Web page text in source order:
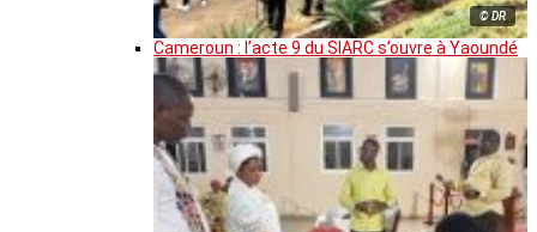
© DR
Cameroun : l’acte 9 du SIARC s’ouvre à Yaoundé